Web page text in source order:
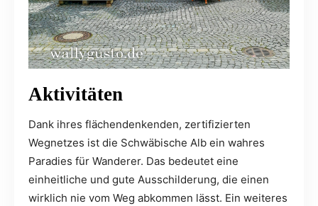
Aktivitäten
Dank ihres flächendenkenden, zertifizierten
Wegnetzes ist die Schwäbische Alb ein wahres
Paradies für Wanderer. Das bedeutet eine
einheitliche und gute Ausschilderung, die einen
wirklich nie vom Weg abkommen lässt. Ein weiteres